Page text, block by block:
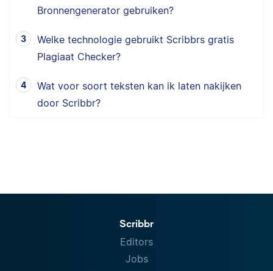
Bronnengenerator gebruiken?
Welke technologie gebruikt Scribbrs gratis
Plagiaat Checker?
Wat voor soort teksten kan ik laten nakijken
door Scribbr?
Scribbr
Editors
Jobs